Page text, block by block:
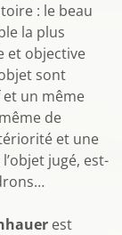
: le beau
la plus
et objective
sont
un même
de
et une
jugé, est-
est